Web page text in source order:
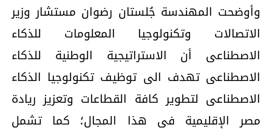
وأوضحت المهندسة جُلستان رضوان مستشار وزير
الاتصالات وتكنولوجيا المعلومات للذكاء
الاصطناعى أن الاستراتيجية الوطنية للذكاء
الاصطناعى تهدف الى توظيف تكنولوجيا الذكاء
الاصطناعى لتطوير كافة القطاعات وتعزيز ريادة
مصر الإقليمية فى هذا المجال؛ كما تشمل